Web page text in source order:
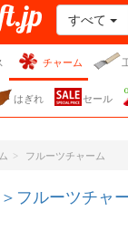
・
すべて
チャーム
はぎれ セール
フルーツチャーム
フルーツチャ